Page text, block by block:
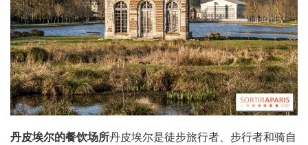
丹皮埃尔的餐饮场所丹皮埃尔是徒步旅行者、步行者和骑自